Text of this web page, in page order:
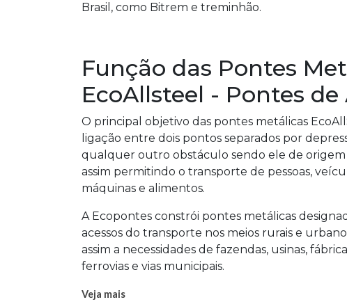
Brasil, como Bitrem e treminhão.
Função das Pontes
EcoAllsteel - Pontes de
O principal objetivo das pontes metálicas
ligação entre dois pontos separados por
qualquer outro obstáculo sendo ele de
assim permitindo o transporte de pessoas,
máquinas e alimentos.
A Ecopontes constrói pontes metálicas
acessos do transporte nos meios rurais e
assim a necessidades de fazendas, usinas,
ferrovias e vias municipais.
Veja mais